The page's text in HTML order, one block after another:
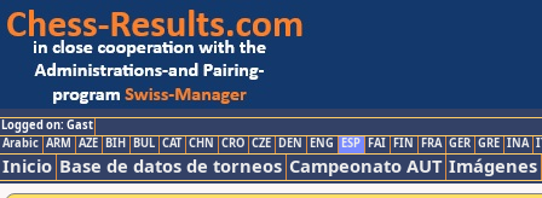
Logged on: Gast
Arabic ARM AZE BIH BUL CAT CHN CRO CZE DEN ENG ESP FAI FIN FRA GER GRE INA
Inicio Base de datos de torneos Campeonato AUT Imágenes